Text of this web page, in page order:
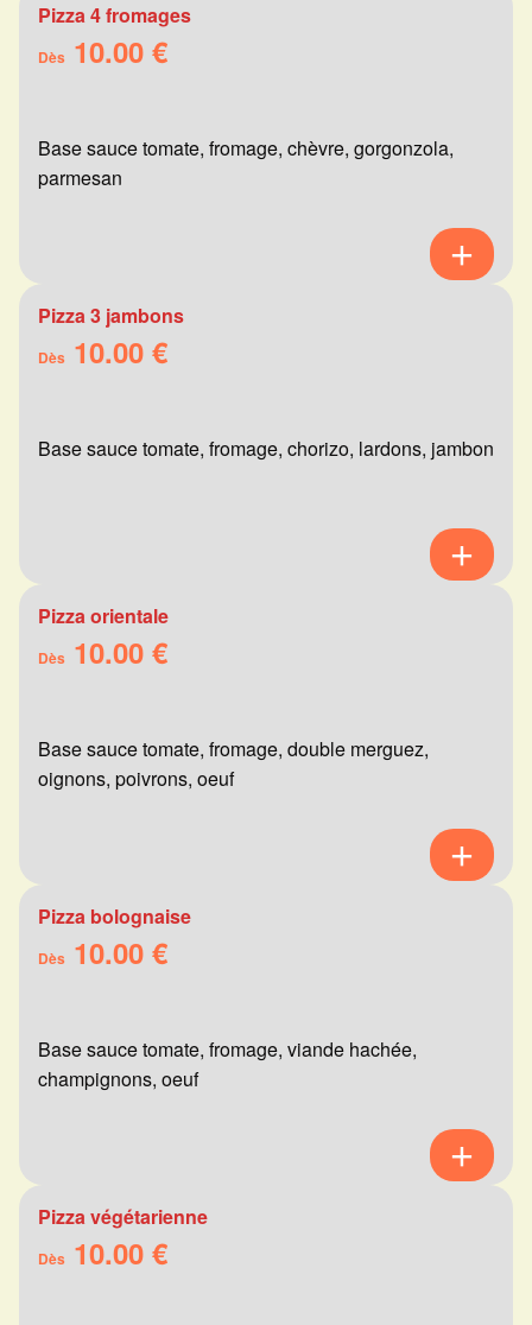
Pizza 4 fromages
Dès 10.00 €
Base sauce tomate, fromage, chèvre, gorgonzola,
parmesan
Pizza 3 jambons
Dès 10.00 €
Base sauce tomate, fromage, chorizo, lardons, jambon
Pizza orientale
Dès 10.00 €
Base sauce tomate, fromage, double merguez,
oignons, poivrons, oeuf
Pizza bolognaise
Dès 10.00 €
Base sauce tomate, fromage, viande hachée,
champignons, oeuf
Pizza végétarienne
Dès 10.00 €